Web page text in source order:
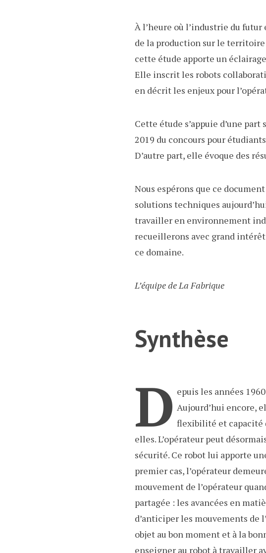
À l’heure où l’industrie du
de la production sur le
cette étude apporte un
Elle inscrit les robots
en décrit les enjeux pour
Cette étude s’appuie d’une
2019 du concours pour
D’autre part, elle évoque des
Nous espérons que ce
solutions techniques
travailler en environnement
recueillerons avec grand
ce domaine.
L’équipe de La Fabrique
Synthèse
D epuis les années
Aujourd’hui encore,
flexibilité et capacité
elles. L’opérateur peut
sécurité. Ce robot lui apporte
premier cas, l’opérateur
mouvement de l’opérateur
partagée : les avancées en
d’anticiper les mouvements de
objet au bon moment et à la
enseigner au robot à travailler